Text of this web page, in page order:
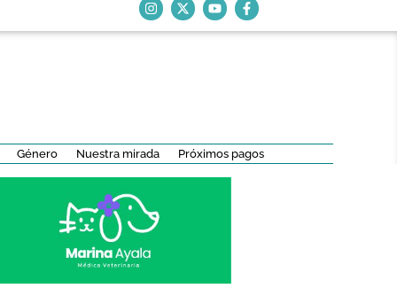
Género Nuestra mirada Próximos pagos